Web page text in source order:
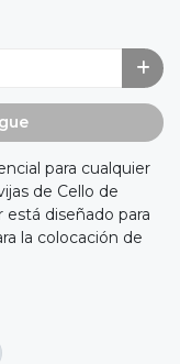
para cualquier
de Cello de
diseñado para
la colocación de